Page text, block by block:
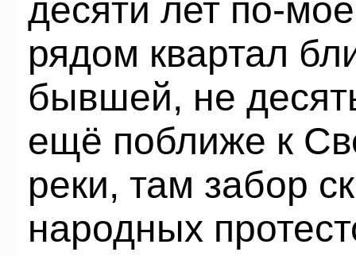
десяти лет по-
рядом квартал
бывшей, не
ещё поближе к
реки, там забор
народных